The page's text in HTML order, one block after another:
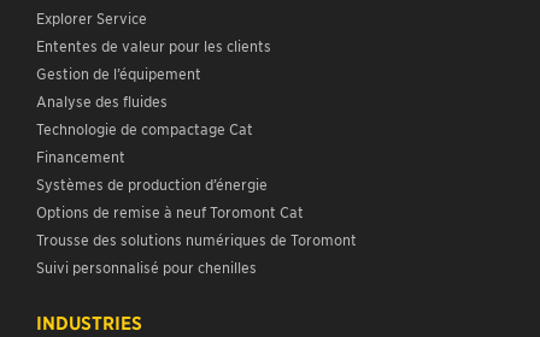
Explorer Service
Ententes de valeur pour les clients
Gestion de l’équipement
Analyse des fluides
Technologie de compactage Cat
Financement
Systèmes de production d’énergie
Options de remise à neuf Toromont Cat
Trousse des solutions numériques de Toromont
Suivi personnalisé pour chenilles
INDUSTRIES